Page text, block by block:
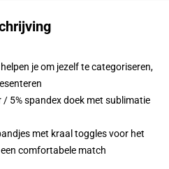
je om jezelf te categoriseren,
5% spandex doek met sublimatie
met kraal toggles voor het
comfortabele match